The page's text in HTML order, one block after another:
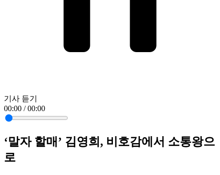
기사 듣기
00:00 / 00:00
‘말자 할매’ 김영희, 비호감에서 소통왕으
로